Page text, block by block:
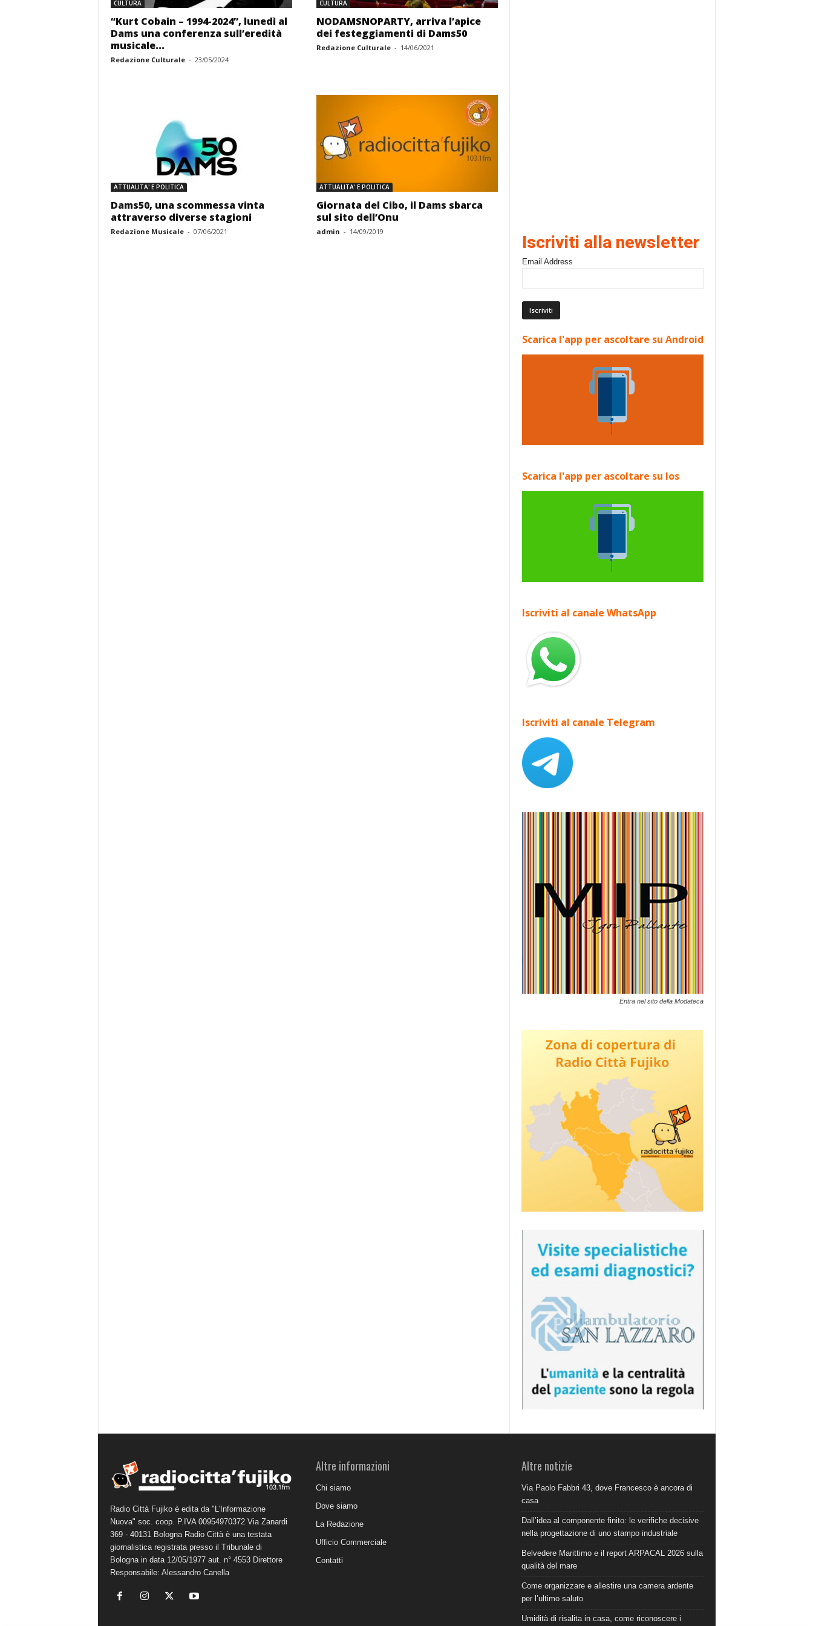
CULTURA
“Kurt Cobain – 1994-2024”, lunedì al
Dams una conferenza sull’eredità
musicale...
Redazione Culturale - 23/05/2024
CULTURA
NODAMSNOPARTY, arriva l’apice
dei festeggiamenti di Dams50
Redazione Culturale - 14/06/2021
ATTUALITA' E POLITICA
Dams50, una scommessa vinta
attraverso diverse stagioni
Redazione Musicale - 07/06/2021
ATTUALITA' E POLITICA
Giornata del Cibo, il Dams sbarca
sul sito dell’Onu
admin - 14/09/2019
Iscriviti alla newsletter
Email Address
Scarica l'app per ascoltare su Android
Scarica l'app per ascoltare su Ios
Iscriviti al canale WhatsApp
Iscriviti al canale Telegram
Entra nel sito della Modateca
Radio Città Fujiko è edita da "L'Informazione
Nuova" soc. coop. P.IVA 00954970372 Via Zanardi
369 - 40131 Bologna Radio Città è una testata
giornalistica registrata presso il Tribunale di
Bologna in data 12/05/1977 aut. n° 4553 Direttore
Responsabile: Alessandro Canella
Altre informazioni
Chi siamo
Dove siamo
La Redazione
Ufficio Commerciale
Contatti
Altre notizie
Via Paolo Fabbri 43, dove Francesco è ancora di
casa
Dall’idea al componente finito: le verifiche decisive
nella progettazione di uno stampo industriale
Belvedere Marittimo e il report ARPACAL 2026 sulla
qualità del mare
Come organizzare e allestire una camera ardente
per l’ultimo saluto
Umidità di risalita in casa, come riconoscere i